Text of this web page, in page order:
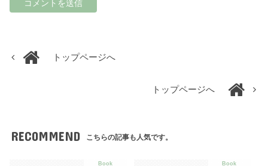
トップページへ
トップページへ
RECOMMEND こちらの記事も人気です。
Book Book